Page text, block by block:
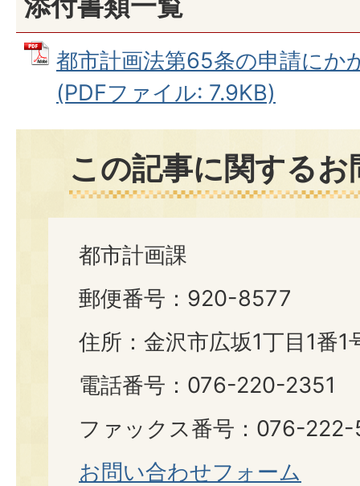
都市計画法第65条の申請にか
(PDFファイル: 7.9KB)
この記事に関する
都市計画課
郵便番号：920-8577
住所：金沢市広坂1丁目1番1
電話番号：076-220-2351
ファックス番号：076-222-
お問い合わせフォーム